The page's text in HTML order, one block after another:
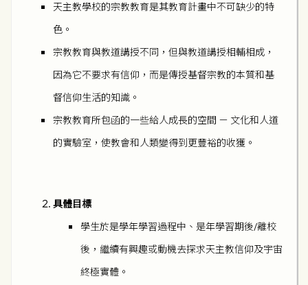
天主教學校的宗教教育是其教育計畫中不可缺少的特
色。
宗教教育與教道講授不同，但與教道講授相輔相成，
因為它不要求有信仰，而是傳授基督宗教的本質和基
督信仰生活的知識。
宗教教育所包函的一些給人成長的空間 － 文化和人道
的實驗室，使教會和人類變得到更豐裕的收獲。
具體目標
學生於是學年學習過程中、是年學習期後/離校
後，繼續有興趣或動機去探求天主教信仰及宇宙
終極實體。